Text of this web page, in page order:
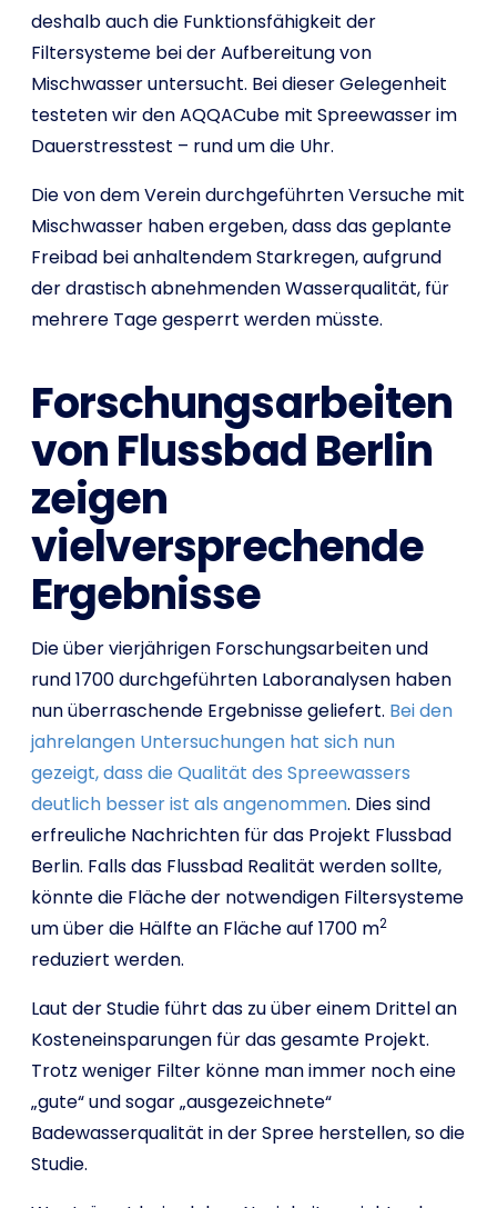
deshalb auch die Funktionsfähigkeit der
Filtersysteme bei der Aufbereitung von
Mischwasser untersucht. Bei dieser Gelegenheit
testeten wir den AQQACube mit Spreewasser im
Dauerstresstest – rund um die Uhr.
Die von dem Verein durchgeführten Versuche mit
Mischwasser haben ergeben, dass das geplante
Freibad bei anhaltendem Starkregen, aufgrund
der drastisch abnehmenden Wasserqualität, für
mehrere Tage gesperrt werden müsste.
Forschungsarbeiten
von Flussbad Berlin
zeigen
vielversprechende
Ergebnisse
Die über vierjährigen Forschungsarbeiten und
rund 1700 durchgeführten Laboranalysen haben
nun überraschende Ergebnisse geliefert. Bei den
jahrelangen Untersuchungen hat sich nun
gezeigt, dass die Qualität des Spreewassers
deutlich besser ist als angenommen. Dies sind
erfreuliche Nachrichten für das Projekt Flussbad
Berlin. Falls das Flussbad Realität werden sollte,
könnte die Fläche der notwendigen Filtersysteme
um über die Hälfte an Fläche auf 1700 m2
reduziert werden.
Laut der Studie führt das zu über einem Drittel an
Kosteneinsparungen für das gesamte Projekt.
Trotz weniger Filter könne man immer noch eine
„gute“ und sogar „ausgezeichnete“
Badewasserqualität in der Spree herstellen, so die
Studie.